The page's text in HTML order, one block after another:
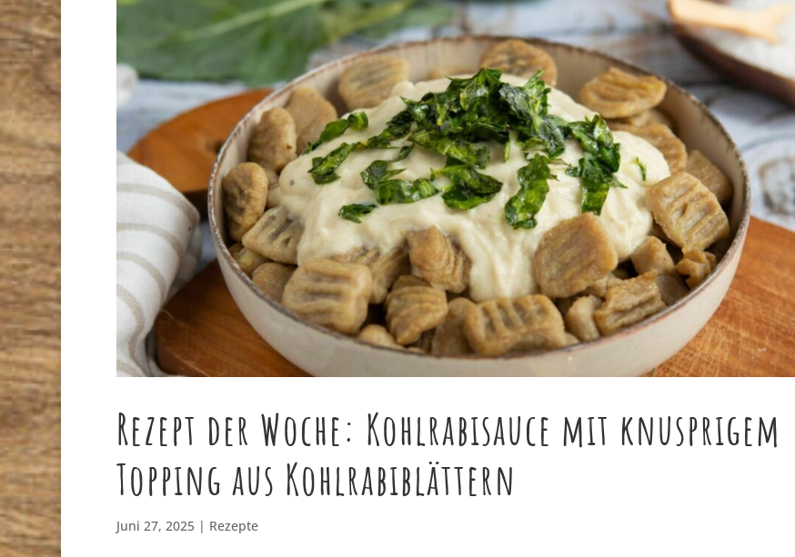
Rezept der Woche: Kohlrabisauce mit knusprigem
Topping aus Kohlrabiblättern
Juni 27, 2025| Rezepte